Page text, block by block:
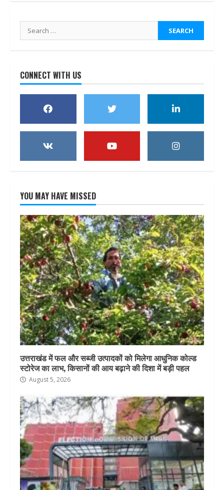
Search
for:
CONNECT WITH US
YOU MAY HAVE MISSED
उत्तराखंड में फल और सब्जी उत्पादकों को मिलेगा आधुनिक कोल्ड
स्टोरेज का लाभ, किसानों की आय बढ़ाने की दिशा में बड़ी पहल
August 5, 2026